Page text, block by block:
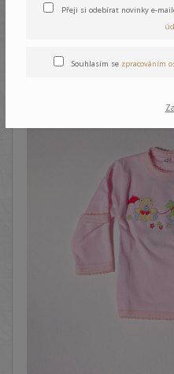
Přeji si odebírat novinky e-
Souhlasím se zpracováním